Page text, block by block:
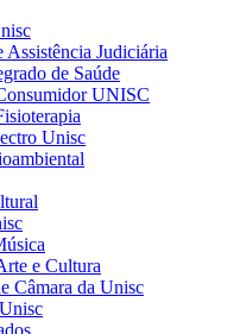
Assistência Judiciária
de Saúde
UNISC
Unisc
e Cultura
Câmara da Unisc